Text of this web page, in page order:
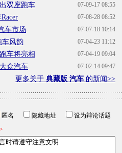
07-09-17 08:55
双座跑车
07-08-28 08:52
07-07-18 10:14
车市场
07-04-23 11:12
车风韵
07-04-19 09:04
车将亮相
07-02-14 09:47
众汽车
更多关于 典藏版 汽车 的新闻>>
匿名 隐藏地址
设为辩论话题